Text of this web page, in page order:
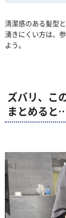
清潔感のある髪型
湧きにくい方は、
よう。
ズバリ、こ
まとめると